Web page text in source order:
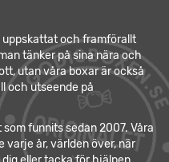
uppskattat och framförallt
tänker på sina nära och
utan våra boxar är också
och utseende på
funnits sedan 2007. Våra
år, världen över, när